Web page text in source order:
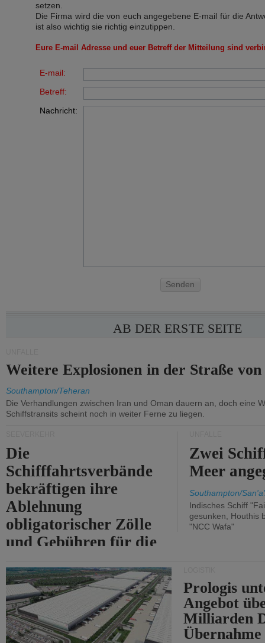
setzen.
Die Firma wird die von euch angegebene E-mail für die
ist also wichtig sie richtig einzutippen.
Eure E-mail Adresse und euer Betreff der Mitteilung sind
E-mail:
Betreff:
Nachricht:
Senden
AB DER ERSTE SEITE
Weitere Explosionen in der Straße
Southampton/Teheran
Die Verhandlungen zwischen Iran und Oman dauern an, doch eine
Schiffstransits scheint noch in weiter Ferne zu liegen.
Die
Schifffahrtsverbände
bekräftigen ihre
Ablehnung
obligatorischer Zölle
und Gebühren für die
von Hormuz.
Zwei
Meer
Southampton/
Indisches Schiff
gesunken, Houthis
"NCC Wafa"
Prologis
Angebot
Milliarden
Übernahme